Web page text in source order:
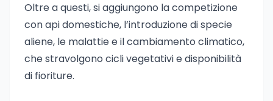
Oltre a questi, si aggiungono la competizione
con api domestiche, l’introduzione di specie
aliene, le malattie e il cambiamento climatico,
che stravolgono cicli vegetativi e disponibilità
di fioriture.